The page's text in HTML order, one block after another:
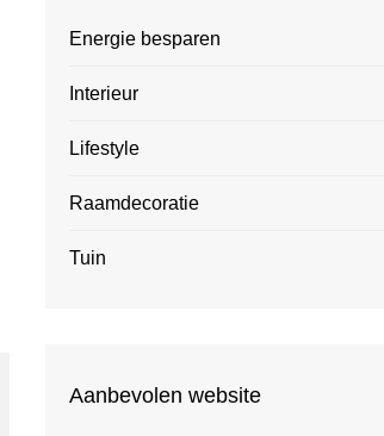
Energie besparen
Interieur
Lifestyle
Raamdecoratie
Tuin
Aanbevolen website